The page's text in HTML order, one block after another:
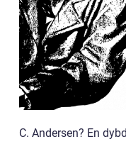
C. Andersen? En